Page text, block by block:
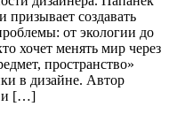
призывает создавать
от экологии до
хочет менять мир через
пространство»
в дизайне. Автор
и […]